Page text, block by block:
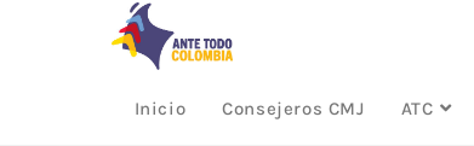
Inicio Consejeros CMJ ATC